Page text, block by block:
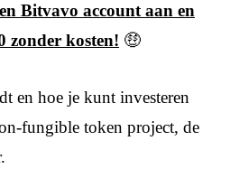
Bitvavo account aan en
zonder kosten! 🤑
en hoe je kunt investeren
fungible token project, de